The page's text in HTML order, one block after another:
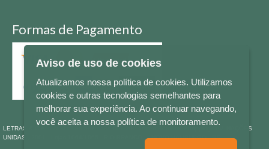
Formas de Pagamento
LETRAS & CIA - CNPJ n° 88.587.548/0001-20 - Térreo Bourbon Shopping - AV. NAÇÕES
UNIDAS , 2001 - Lojas 1064/1065 - RIO BRANCO - - NOVO HAMBURGO - RS
Aviso de uso de cookies
Atualizamos nossa política de cookies. Utilizamos
cookies e outras tecnologias semelhantes para
melhorar sua experiência. Ao continuar navegando,
você aceita a nossa política de monitoramento.